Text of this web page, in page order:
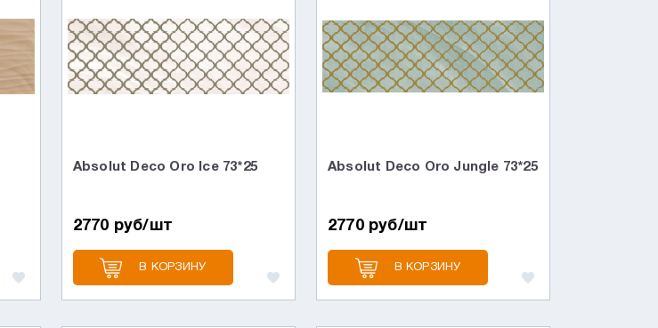
Absolut Deco Oro Ice 73*25
2770 руб/шт
В КОРЗИНУ
Absolut Deco Oro Jungle 73*25
2770 руб/шт
В КОРЗИНУ